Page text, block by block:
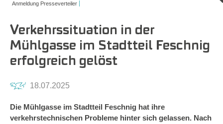
Anmeldung Presseverteiler
Verkehrssituation in der
Mühlgasse im Stadtteil Feschnig
erfolgreich gelöst
18.07.2025
Die Mühlgasse im Stadtteil Feschnig hat ihre
verkehrstechnischen Probleme hinter sich gelassen. Nach